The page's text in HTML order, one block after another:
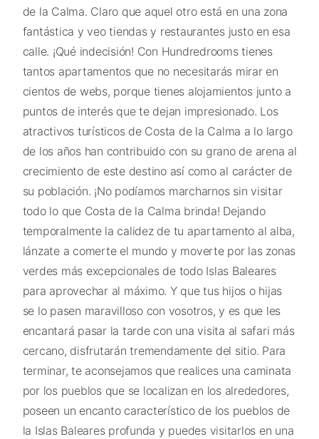
de la Calma. Claro que aquel otro está en una zona
fantástica y veo tiendas y restaurantes justo en esa
calle. ¡Qué indecisión! Con Hundredrooms tienes
tantos apartamentos que no necesitarás mirar en
cientos de webs, porque tienes alojamientos junto a
puntos de interés que te dejan impresionado. Los
atractivos turísticos de Costa de la Calma a lo largo
de los años han contribuido con su grano de arena al
crecimiento de este destino así como al carácter de
su población. ¡No podíamos marcharnos sin visitar
todo lo que Costa de la Calma brinda! Dejando
temporalmente la calidez de tu apartamento al alba,
lánzate a comerte el mundo y moverte por las zonas
verdes más excepcionales de todo Islas Baleares
para aprovechar al máximo. Y que tus hijos o hijas
se lo pasen maravilloso con vosotros, y es que les
encantará pasar la tarde con una visita al safari más
cercano, disfrutarán tremendamente del sitio. Para
terminar, te aconsejamos que realices una caminata
por los pueblos que se localizan en los alrededores,
poseen un encanto característico de los pueblos de
la Islas Baleares profunda y puedes visitarlos en una